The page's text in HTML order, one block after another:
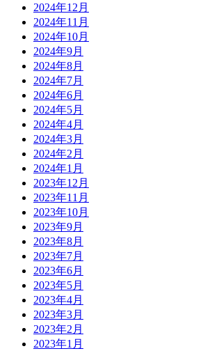
2024年12月
2024年11月
2024年10月
2024年9月
2024年8月
2024年7月
2024年6月
2024年5月
2024年4月
2024年3月
2024年2月
2024年1月
2023年12月
2023年11月
2023年10月
2023年9月
2023年8月
2023年7月
2023年6月
2023年5月
2023年4月
2023年3月
2023年2月
2023年1月